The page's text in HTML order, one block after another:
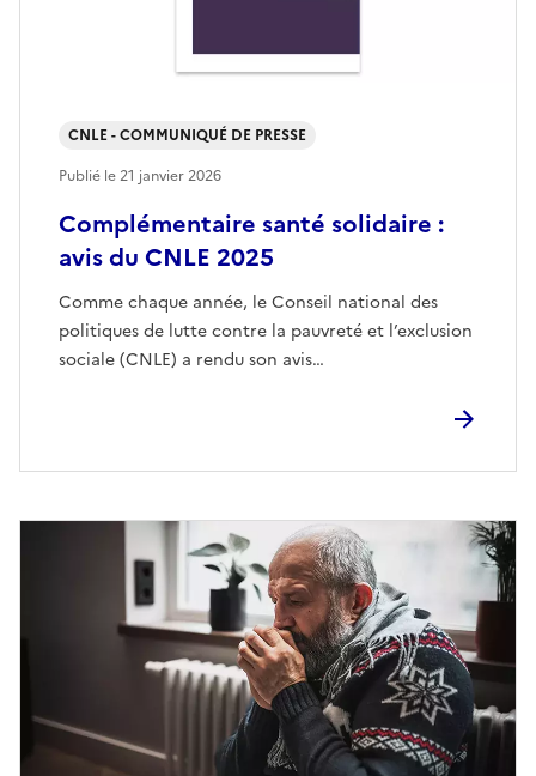
Complémentaire santé solidaire :
avis du CNLE 2025
Comme chaque année, le Conseil national des
politiques de lutte contre la pauvreté et l’exclusion
sociale (CNLE) a rendu son avis…
CNLE - COMMUNIQUÉ DE PRESSE
Publié le21 janvier 2026